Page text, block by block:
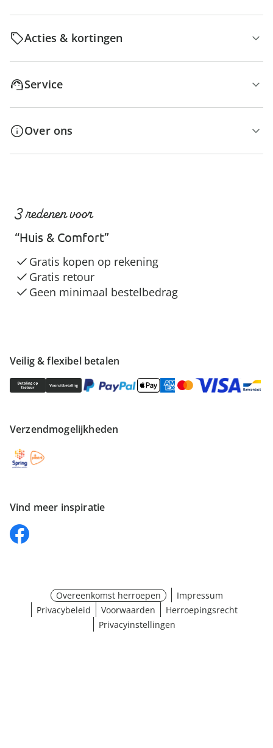
Acties & kortingen
Service
Over ons
Veilig & flexibel betalen
Verzendmogelijkheden
Vind meer inspiratie
3 redenen voor
“Huis & Comfort”
Gratis kopen op rekening
Gratis retour
Geen minimaal bestelbedrag
Overeenkomst herroepen
Impressum
Privacybeleid
Voorwaarden
Herroepingsrecht
Privacyinstellingen